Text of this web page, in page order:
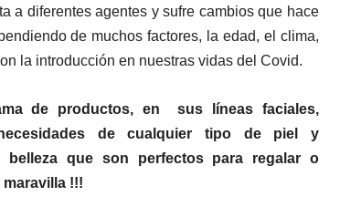
a diferentes agentes y sufre cambios que hace
de muchos factores, la edad, el clima,
la introducción en nuestras vidas del Covid.
de productos, en sus líneas faciales,
de cualquier tipo de piel y
belleza que son perfectos para regalar o
!!!